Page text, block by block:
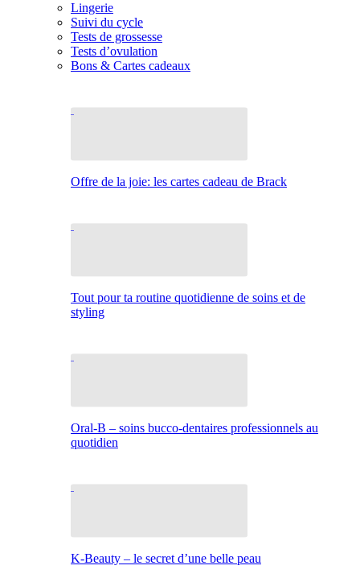
Lingerie
Suivi du cycle
Tests de grossesse
Tests d’ovulation
Bons & Cartes cadeaux
Offre de la joie: les cartes cadeau de Brack
Tout pour ta routine quotidienne de soins et de
styling
Oral-B – soins bucco-dentaires professionnels au
quotidien
K-Beauty – le secret d’une belle peau